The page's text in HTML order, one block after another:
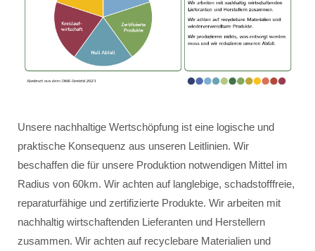
Unsere nachhaltige Wertschöpfung ist eine logische und
praktische Konsequenz aus unseren Leitlinien. Wir
beschaffen die für unsere Produktion notwendigen Mittel im
Radius von 60km. Wir achten auf langlebige, schadstofffreie,
reparaturfähige und zertifizierte Produkte. Wir arbeiten mit
nachhaltig wirtschaftenden Lieferanten und Herstellern
zusammen. Wir achten auf recyclebare Materialien und